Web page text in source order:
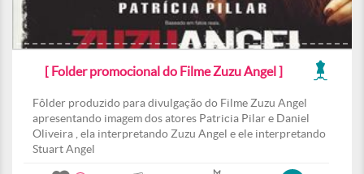
[ Folder promocional do Filme Zuzu Angel ]
Fôlder produzido para divulgação do Filme Zuzu Angel
apresentando imagem dos atores Patricia Pilar e Daniel
Oliveira , ela interpretando Zuzu Angel e ele interpretando
Stuart Angel